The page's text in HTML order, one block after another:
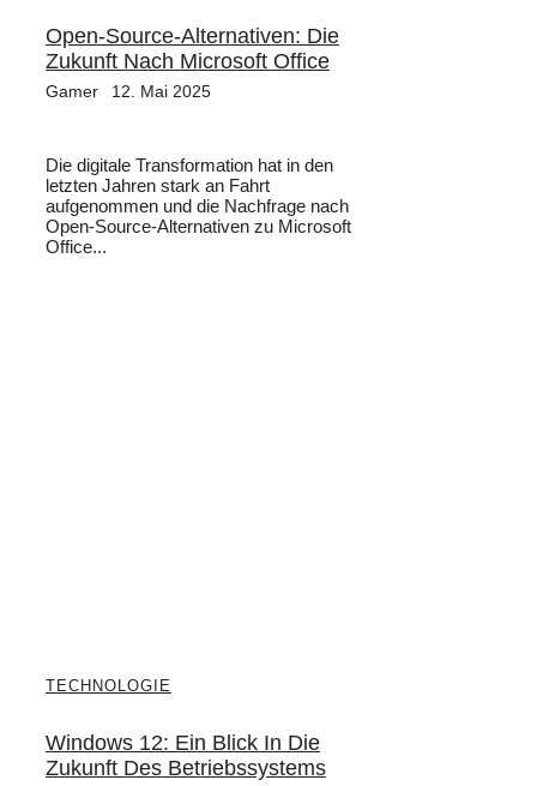
Open-Source-Alternativen: Die
Zukunft Nach Microsoft Office
Gamer 12. Mai 2025
Die digitale Transformation hat in den
letzten Jahren stark an Fahrt
aufgenommen und die Nachfrage nach
Open-Source-Alternativen zu Microsoft
Office...
TECHNOLOGIE
Windows 12: Ein Blick In Die
Zukunft Des Betriebssystems